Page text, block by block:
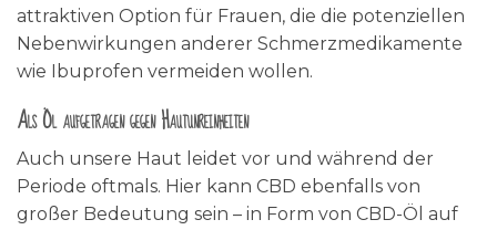
attraktiven Option für Frauen, die die potenziellen
Nebenwirkungen anderer Schmerzmedikamente
wie Ibuprofen vermeiden wollen.
Als Öl aufgetragen gegen Hautunreinheiten
Auch unsere Haut leidet vor und während der
Periode oftmals. Hier kann CBD ebenfalls von
großer Bedeutung sein – in Form von CBD-Öl auf